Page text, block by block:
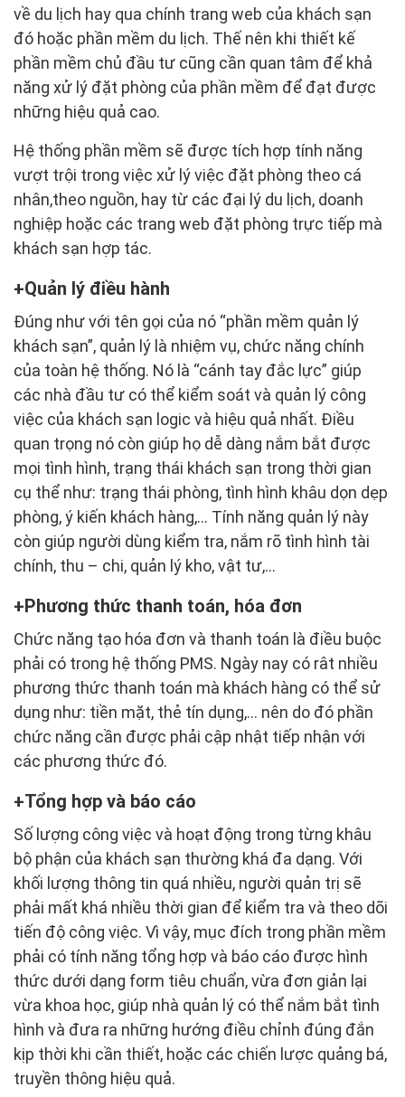
về du lịch hay qua chính trang web của khách sạn
đó hoặc phần mềm du lịch. Thế nên khi thiết kế
phần mềm chủ đầu tư cũng cần quan tâm để khả
năng xử lý đặt phòng của phần mềm để đạt được
những hiệu quả cao.
Hệ thống phần mềm sẽ được tích hợp tính năng
vượt trội trong việc xử lý việc đặt phòng theo cá
nhân,theo nguồn, hay từ các đại lý du lịch, doanh
nghiệp hoặc các trang web đặt phòng trực tiếp mà
khách sạn hợp tác.
Quản lý điều hành
Đúng như với tên gọi của nó “phần mềm quản lý
khách sạn”, quản lý là nhiệm vụ, chức năng chính
của toàn hệ thống. Nó là “cánh tay đắc lực” giúp
các nhà đầu tư có thể kiểm soát và quản lý công
việc của khách sạn logic và hiệu quả nhất. Điều
quan trọng nó còn giúp họ dễ dàng nắm bắt được
mọi tình hình, trạng thái khách sạn trong thời gian
cụ thể như: trạng thái phòng, tình hình khâu dọn dẹp
phòng, ý kiến khách hàng,… Tính năng quản lý này
còn giúp người dùng kiểm tra, nắm rõ tình hình tài
chính, thu – chi, quản lý kho, vật tư,…
Phương thức thanh toán, hóa đơn
Chức năng tạo hóa đơn và thanh toán là điều buộc
phải có trong hệ thống PMS. Ngày nay có rât nhiều
phương thức thanh toán mà khách hàng có thể sử
dụng như: tiền mặt, thẻ tín dụng,… nên do đó phần
chức năng cần được phải cập nhật tiếp nhận với
các phương thức đó.
Tổng hợp và báo cáo
Số lượng công việc và hoạt động trong từng khâu
bộ phận của khách sạn thường khá đa dạng. Với
khối lượng thông tin quá nhiều, người quản trị sẽ
phải mất khá nhiều thời gian để kiểm tra và theo dõi
tiến độ công việc. Vì vậy, mục đích trong phần mềm
phải có tính năng tổng hợp và báo cáo được hình
thức dưới dạng form tiêu chuẩn, vừa đơn giản lại
vừa khoa học, giúp nhà quản lý có thể nắm bắt tình
hình và đưa ra những hướng điều chỉnh đúng đắn
kịp thời khi cần thiết, hoặc các chiến lược quảng bá,
truyền thông hiệu quả.